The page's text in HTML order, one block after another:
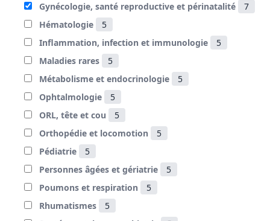
Gynécologie, santé reproductive et périnatalité
7
Hématologie
5
Inflammation, infection et immunologie
5
Maladies rares
5
Métabolisme et endocrinologie
5
Ophtalmologie
5
ORL, tête et cou
5
Orthopédie et locomotion
5
Pédiatrie
5
Personnes âgées et gériatrie
5
Poumons et respiration
5
Rhumatismes
5